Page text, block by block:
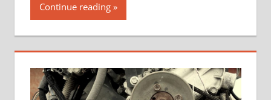
Continue reading